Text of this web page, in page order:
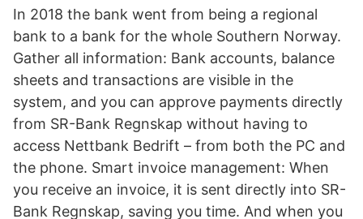
In 2018 the bank went from being a regional
bank to a bank for the whole Southern Norway.
Gather all information: Bank accounts, balance
sheets and transactions are visible in the
system, and you can approve payments directly
from SR-Bank Regnskap without having to
access Nettbank Bedrift – from both the PC and
the phone. Smart invoice management: When
you receive an invoice, it is sent directly into SR-
Bank Regnskap, saving you time. And when you